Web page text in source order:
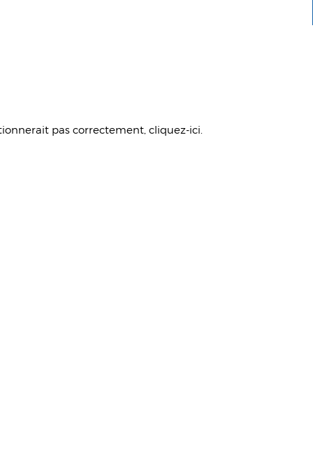
pas correctement,cliquez-ici